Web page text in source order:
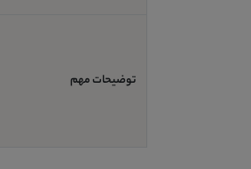
توضیحات مهم